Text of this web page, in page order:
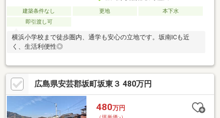
建築条件なし 更地
本下水
即引渡し可
横浜小学校まで徒歩圏内、通学も安心の立地です。坂南ICも近
く、生活利便性◎
広島県安芸郡坂町坂東３ 480万円
480万円